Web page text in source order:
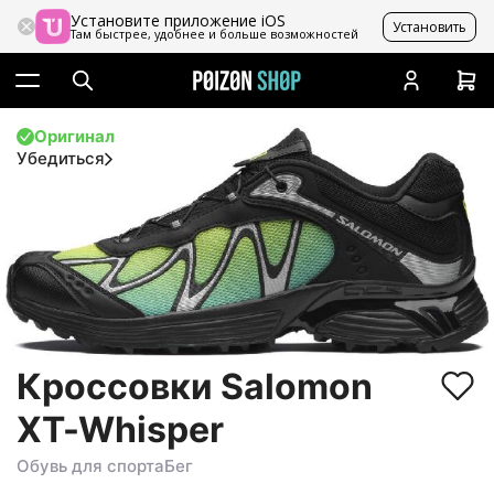
Установите приложение iOS
Там быстрее, удобнее и больше возможностей Установить
Оригинал
Убедиться
Кроссовки Salomon
XT-Whisper
Обувь для спортаБег